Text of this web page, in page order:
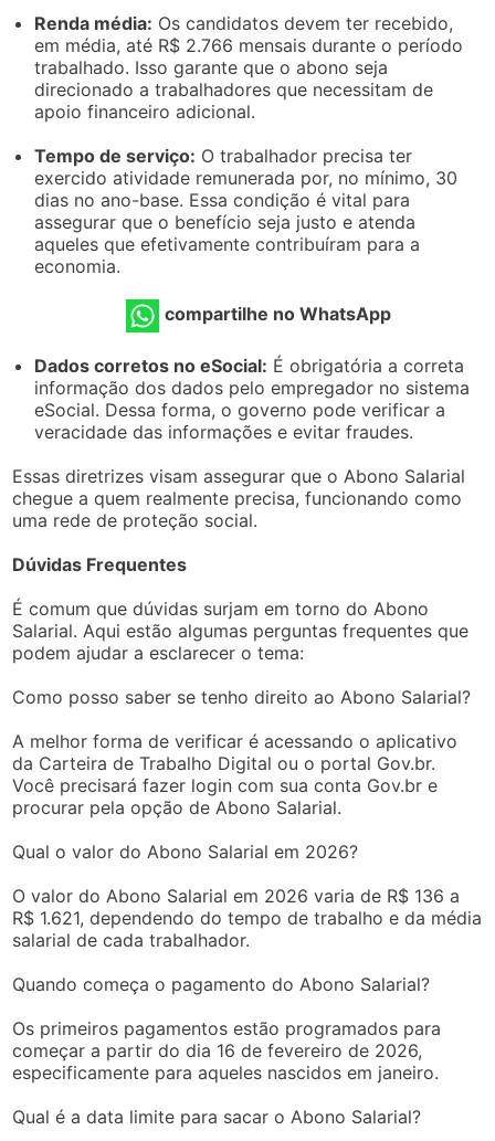
Renda média: Os candidatos devem ter recebido,
em média, até R$ 2.766 mensais durante o período
trabalhado. Isso garante que o abono seja
direcionado a trabalhadores que necessitam de
apoio financeiro adicional.
Tempo de serviço: O trabalhador precisa ter
exercido atividade remunerada por, no mínimo, 30
dias no ano-base. Essa condição é vital para
assegurar que o benefício seja justo e atenda
aqueles que efetivamente contribuíram para a
economia.
compartilhe no WhatsApp
Dados corretos no eSocial: É obrigatória a correta
informação dos dados pelo empregador no sistema
eSocial. Dessa forma, o governo pode verificar a
veracidade das informações e evitar fraudes.
Essas diretrizes visam assegurar que o Abono Salarial
chegue a quem realmente precisa, funcionando como
uma rede de proteção social.
Dúvidas Frequentes
É comum que dúvidas surjam em torno do Abono
Salarial. Aqui estão algumas perguntas frequentes que
podem ajudar a esclarecer o tema:
Como posso saber se tenho direito ao Abono Salarial?
A melhor forma de verificar é acessando o aplicativo
da Carteira de Trabalho Digital ou o portal Gov.br.
Você precisará fazer login com sua conta Gov.br e
procurar pela opção de Abono Salarial.
Qual o valor do Abono Salarial em 2026?
O valor do Abono Salarial em 2026 varia de R$ 136 a
R$ 1.621, dependendo do tempo de trabalho e da média
salarial de cada trabalhador.
Quando começa o pagamento do Abono Salarial?
Os primeiros pagamentos estão programados para
começar a partir do dia 16 de fevereiro de 2026,
especificamente para aqueles nascidos em janeiro.
Qual é a data limite para sacar o Abono Salarial?